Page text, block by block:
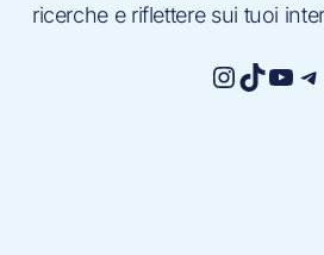
ricerche e riflettere sui tuoi
Instagram
TikTok